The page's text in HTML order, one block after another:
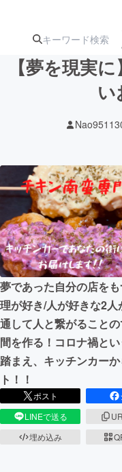
ターン
ジェ
アート・写
テクノロジ
映像・映画
ビジネス・起
まちづくり
CAMPFIREふる
【夢を現実
い
夢であった自分の店を
理が好き/人が好きな2人
通して人と繋がること
間を作る！コロナ禍と
踏まえ、キッチンカー
ト！！
ポスト
LINEで送る
埋め込み